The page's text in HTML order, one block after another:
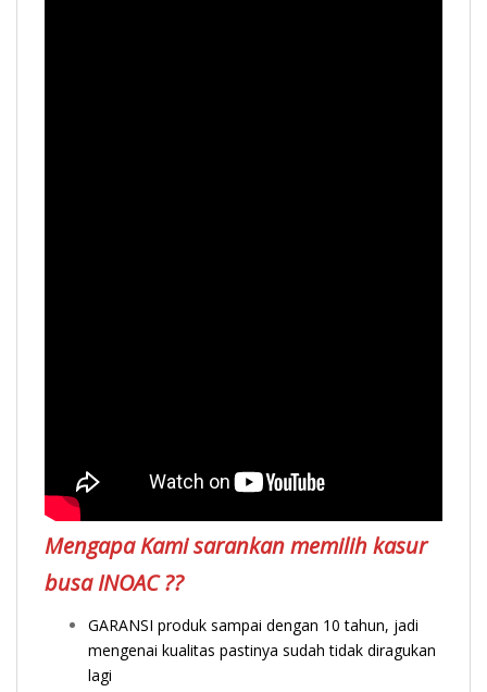
Mengapa Kami sarankan memilih kasur
busa INOAC ??
GARANSI produk sampai dengan 10 tahun, jadi
mengenai kualitas pastinya sudah tidak diragukan
lagi